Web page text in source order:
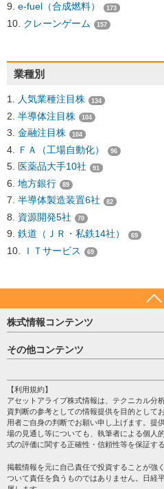
e-fuel（合成燃料） 173
クレーンゲーム 157
業種別
人気業種注目株 134
半導体注目株 104
金融注目株 104
ＦＡ（工場自動化） 96
医薬品大手10社 91
地方銀行 89
半導体製造装置6社 82
資源開発5社 70
鉄道（ＪＲ・私鉄14社） 69
ＩＴサービス 69
株式情報コンテンツ
日経平均
売買シグナル
注目銘柄
株テーマ情報
海外市況
投資カレンダー
格付け情報
その他コンテンツ
個人情報保護方針
プライバシーポリシー
会社案内
サイトマップ
過去データ
【利用規約】
アセットアライブ株式情報は、テクニカル分
資判断の参考としての情報提供を目的として
用者ご自身の判断でお願い申し上げます。提
場の見通し等についても、執筆者による個人
式の評価に関する正確性・信頼性等を保証す
掲載情報を元に自己責任で投資することが強
ついて責任を負うものではありません。日経